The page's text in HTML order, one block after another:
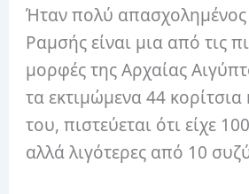
Ήταν πολύ
Ραμσής είναι μια από τις
μορφές της Αρχαίας
τα εκτιμώμενα 44
του, πιστεύεται ότι είχε
αλλά λιγότερες από 10